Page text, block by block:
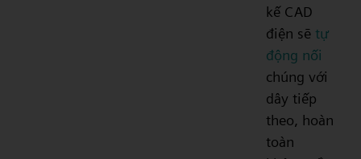
kế CAD
điện sẽ tự
động nối
chúng với
dây tiếp
theo, hoàn
toàn